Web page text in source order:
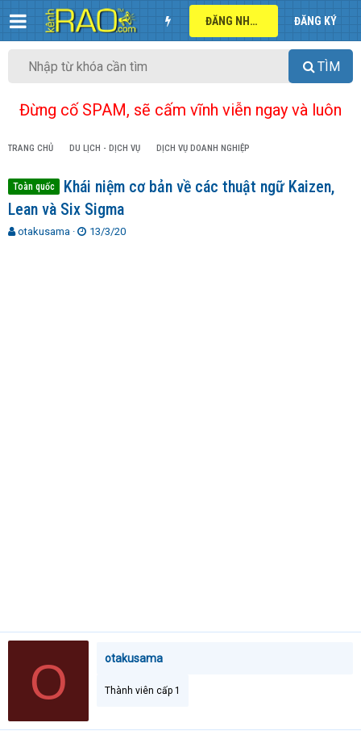
ĐĂNG NHẬP ĐĂNG KÝ
TÌM
Đừng cố SPAM, sẽ cấm vĩnh viễn ngay và luôn
TRANG CHỦ DU LỊCH - DỊCH VỤ DỊCH VỤ DOANH NGHIỆP
Toàn quốc
Khái niệm cơ bản về các thuật ngữ Kaizen,
Lean và Six Sigma
T
otakusama
N
13/3/20
O otakusama
Thành viên cấp 1